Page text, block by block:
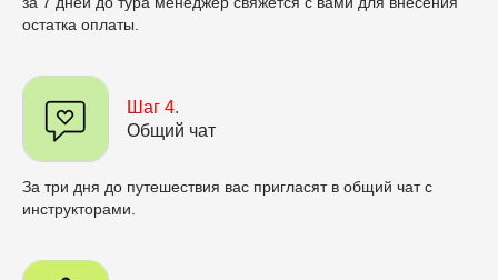
остатка оплаты.
Шаг 4.
Общий чат
За три дня до путешествия вас пригласят в общий чат с
инструкторами.